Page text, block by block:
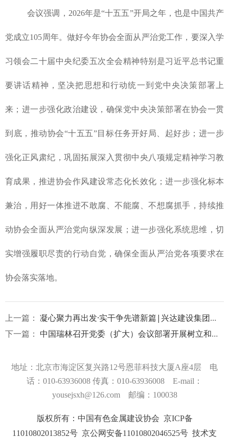
会议强调，2026年是“十五五”开局之年，也是中国共产
党成立105周年。做好今年协会全面从严治党工作，要深入学
习领会二十届中央纪委五次全会精神特别是习近平总书记重
要讲话精神，坚决把思想和行动统一到党中央决策部署上
来； 进一步强化政治建设，确保党中央决策部署在协会一贯
到底，推动协会“十五五”目标任务开好局、起好步；进一步
强化正风肃纪，巩固拓展深入贯彻中央八项规定精神学习教
育成果，推进协会作风建设常态化长效化；进一步强化标本
兼治，用好一体推进不敢腐、不能腐、不想腐抓手，持续推
动协会全面从严治党向纵深发展；进一步强化系统思维，切
实增强履职尽责的行动自觉，确保全面从严治党各项要求在
协会落实落地。
上一篇： 凝心聚力再出发·实干争先谱新篇|兴达建设集团召开2026年开工动员大会暨党支部三月份主题党日活动
下一篇： 中国瑞林召开党委（扩大）会议部署开展树立和践行正确政绩观学习教育工作
地址：北京市海淀区复兴路12号恩菲科技大厦A座4层 电
话：010-63936008 传真：010-63936008 E-mail：
yousejsxh@126.com 邮编：100038
版权所有：中国有色金属建设协会 京ICP备
11010802013852号 京公网安备11010802046525号 技术支